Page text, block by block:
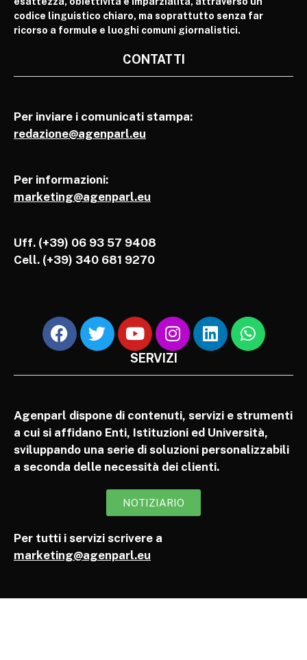
codice linguistico chiaro, ma soprattutto senza far
ricorso a formule e luoghi comuni giornalistici.
CONTATTI
Per inviare i comunicati stampa:
redazione@agenparl.eu
Per informazioni:
marketing@agenparl.eu
Uff. (+39) 06 93 57 9408
Cell. (+39) 340 681 9270
SERVIZI
Agenparl dispone di contenuti, servizi e strumenti
a cui si affidano Enti, Istituzioni ed Università,
sviluppando una serie di soluzioni personalizzabili
a seconda delle necessità dei clienti.
NOTIZIARIO
Per tutti i servizi scrivere a
marketing@agenparl.eu